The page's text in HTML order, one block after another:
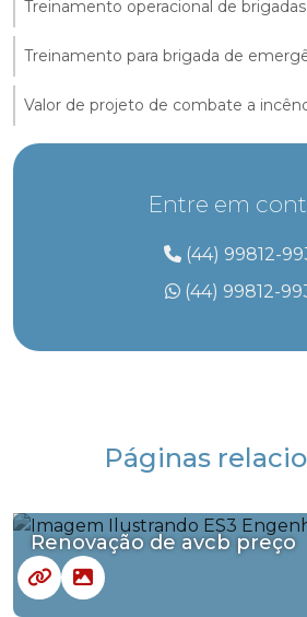
Treinamento operacional de
Treinamento para brigada de
Valor de projeto de combate a
Entre em
(44) 99812-
(44) 99812-
Páginas
Renovação de avcb preço